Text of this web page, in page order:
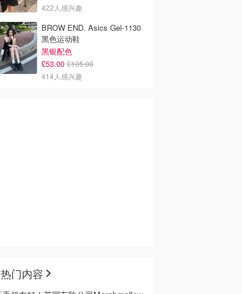
£45.90 £102.00
543人感兴趣
Self Portrait 泡泡袖连衣裙
£63.00 £350.00
£53.00